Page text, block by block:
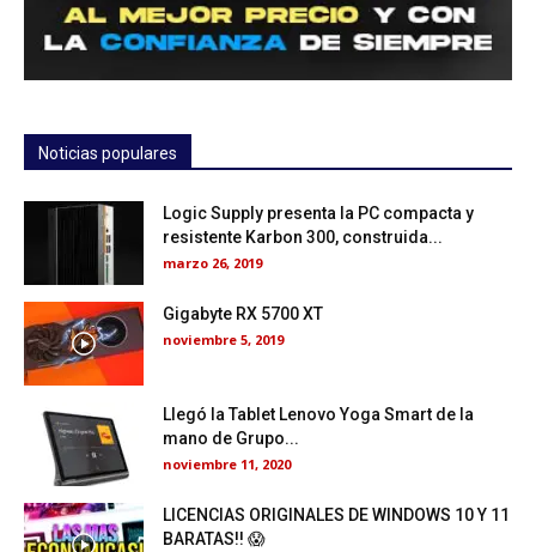
Noticias populares
Logic Supply presenta la PC compacta y
resistente Karbon 300, construida...
marzo 26, 2019
Gigabyte RX 5700 XT
noviembre 5, 2019
Llegó la Tablet Lenovo Yoga Smart de la
mano de Grupo...
noviembre 11, 2020
LICENCIAS ORIGINALES DE WINDOWS 10 Y 11
BARATAS!! 😱